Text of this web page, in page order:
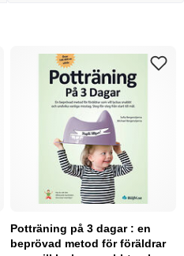
Potträning på 3 dagar : en
beprövad metod för föräldrar